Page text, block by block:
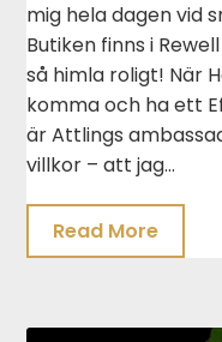
mig hela dagen vid
Butiken finns i
så himla roligt! När
komma och ha ett
är Attlings
villkor – att jag…
Read More